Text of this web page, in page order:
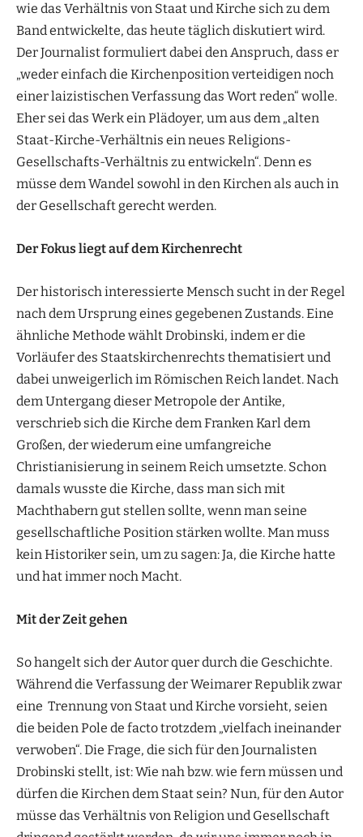
wie das Verhältnis von Staat und Kirche sich zu dem
Band entwickelte, das heute täglich diskutiert wird.
Der Journalist formuliert dabei den Anspruch, dass er
„weder einfach die Kirchenposition verteidigen noch
einer laizistischen Verfassung das Wort reden“ wolle.
Eher sei das Werk ein Plädoyer, um aus dem „alten
Staat-Kirche-Verhältnis ein neues Religions-
Gesellschafts-Verhältnis zu entwickeln“. Denn es
müsse dem Wandel sowohl in den Kirchen als auch in
der Gesellschaft gerecht werden.
Der Fokus liegt auf dem Kirchenrecht
Der historisch interessierte Mensch sucht in der Regel
nach dem Ursprung eines gegebenen Zustands. Eine
ähnliche Methode wählt Drobinski, indem er die
Vorläufer des Staatskirchenrechts thematisiert und
dabei unweigerlich im Römischen Reich landet. Nach
dem Untergang dieser Metropole der Antike,
verschrieb sich die Kirche dem Franken Karl dem
Großen, der wiederum eine umfangreiche
Christianisierung in seinem Reich umsetzte. Schon
damals wusste die Kirche, dass man sich mit
Machthabern gut stellen sollte, wenn man seine
gesellschaftliche Position stärken wollte. Man muss
kein Historiker sein, um zu sagen: Ja, die Kirche hatte
und hat immer noch Macht.
Mit der Zeit gehen
So hangelt sich der Autor quer durch die Geschichte.
Während die Verfassung der Weimarer Republik zwar
eine Trennung von Staat und Kirche vorsieht, seien
die beiden Pole de facto trotzdem „vielfach ineinander
verwoben“. Die Frage, die sich für den Journalisten
Drobinski stellt, ist: Wie nah bzw. wie fern müssen und
dürfen die Kirchen dem Staat sein? Nun, für den Autor
müsse das Verhältnis von Religion und Gesellschaft